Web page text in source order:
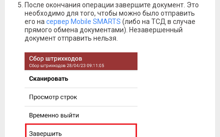
После окончания операции завершите документ. Это
необходимо для того, чтобы можно было отправить
его на сервер Mobile SMARTS (либо на ТСД в случае
прямого обмена документами). Незавершенный
документ отправить нельзя.